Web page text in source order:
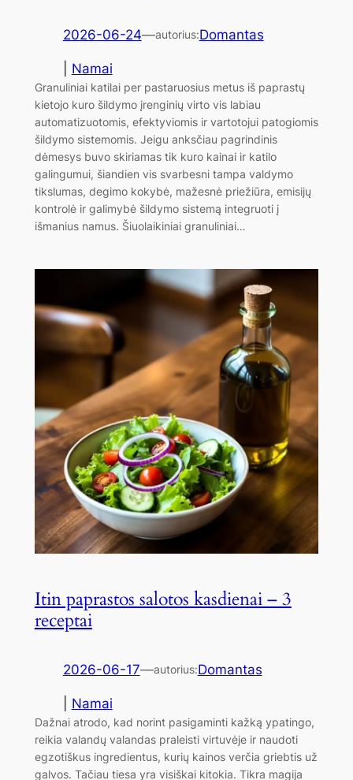
2026-06-24—autorius:Domantas
Namai
Granuliniai katilai per pastaruosius metus iš paprastų
kietojo kuro šildymo įrenginių virto vis labiau
automatizuotomis, efektyviomis ir vartotojui patogiomis
šildymo sistemomis. Jeigu anksčiau pagrindinis
dėmesys buvo skiriamas tik kuro kainai ir katilo
galingumui, šiandien vis svarbesni tampa valdymo
tikslumas, degimo kokybė, mažesnė priežiūra, emisijų
kontrolė ir galimybė šildymo sistemą integruoti į
išmanius namus. Šiuolaikiniai granuliniai…
Itin paprastos salotos kasdienai – 3
receptai
2026-06-17—autorius:Domantas
Namai
Dažnai atrodo, kad norint pasigaminti kažką ypatingo,
reikia valandų valandas praleisti virtuvėje ir naudoti
egzotiškus ingredientus, kurių kainos verčia griebtis už
galvos. Tačiau tiesa yra visiškai kitokia. Tikra magija